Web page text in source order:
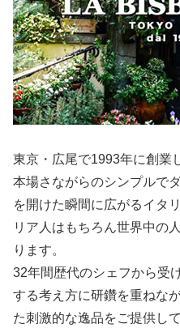
東京・広尾で1993年に創業
本場さながらのシンプルで
を開けた瞬間に広がるイタ
リア人はもちろん世界中の
ります。
32年間歴代のシェフから受
する考え方に研鑽を重ねな
た刺激的な逸品をご提供して